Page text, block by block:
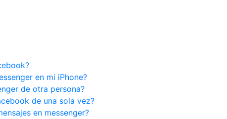
en mi iPhone?
de otra persona?
de una sola vez?
en messenger?